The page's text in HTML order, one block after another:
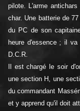
pilote. L'arme
char. Une batterie de
du PC de son
heure d'essence ; il
D.C.R.
Il est chargé le soir
une section H, une
du commandant
et y apprend qu'il doit